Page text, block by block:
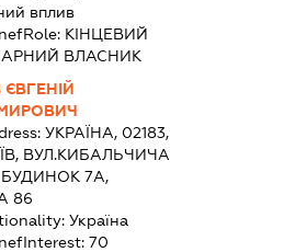
вплив
КІНЦЕВИЙ
ВЛАСНИК
УКРАЇНА, 02183,
ВУЛ.КИБАЛЬЧИЧА
7А,
86
Україна
70